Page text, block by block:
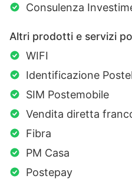
Consulenza
Altri prodotti e servizi
WIFI
Identificazione
SIM Postemobile
Vendita diretta
Fibra
PM Casa
Postepay